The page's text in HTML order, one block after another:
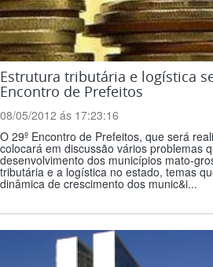
Estrutura tributária e logística
Encontro de Prefeitos
08/05/2012 ás 17:23:16
O 29º Encontro de Prefeitos, que será
colocará em discussão vários problemas
desenvolvimento dos municípios mato-
tributária e a logística no estado, temas
dinâmica de crescimento dos munic&i...